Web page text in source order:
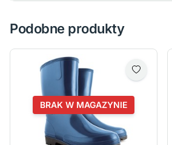
Podobne produkty
BRAK W MAGAZYNIE